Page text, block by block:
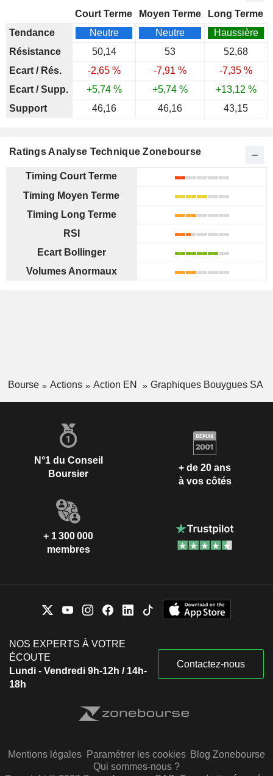
Court Terme Moyen Terme
Long Terme
Tendance
Neutre Neutre
Haussière
Résistance
50,14 53
52,68
Ecart / Rés.
-2,65 % -7,91 %
-7,35 %
Ecart / Supp.
+5,74 % +5,74 %
+13,12 %
Support
46,16 46,16 43,15
Ratings Analyse Technique Zonebourse
Timing Court Terme
Timing Moyen Terme
Timing Long Terme
RSI
Ecart Bollinger
Volumes Anormaux
Bourse Actions Action EN Graphiques Bouygues SA
N°1 du Conseil
Boursier
+ de 20 ans
à vos côtés
+ 1 300 000
membres
NOS EXPERTS À VOTRE
ÉCOUTE
Lundi - Vendredi 9h-12h / 14h-
18h
Contactez-nous
Mentions légales Paramétrer les cookies Blog Zonebourse
Qui sommes-nous ?